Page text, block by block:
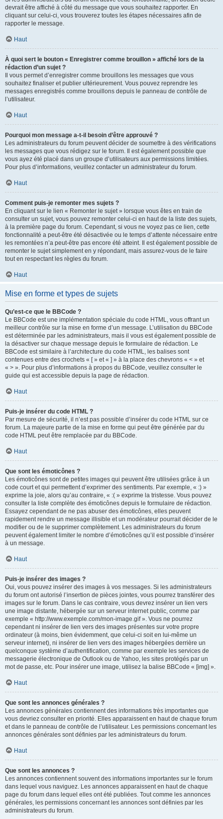
devrait être affiché à côté du message que vous souhaitez rapporter. En
cliquant sur celui-ci, vous trouverez toutes les étapes nécessaires afin de
rapporter le message.
Haut
À quoi sert le bouton « Enregistrer comme brouillon » affiché lors de la
rédaction d’un sujet ?
Il vous permet d’enregistrer comme brouillons les messages que vous
souhaitez finaliser et publier ultérieurement. Vous pouvez reprendre les
messages enregistrés comme brouillons depuis le panneau de contrôle de
l’utilisateur.
Haut
Pourquoi mon message a-t-il besoin d’être approuvé ?
Les administrateurs du forum peuvent décider de soumettre à des vérifications
les messages que vous rédigez sur le forum. Il est également possible que
vous ayez été placé dans un groupe d’utilisateurs aux permissions limitées.
Pour plus d’informations, veuillez contacter un administrateur du forum.
Haut
Comment puis-je remonter mes sujets ?
En cliquant sur le lien « Remonter le sujet » lorsque vous êtes en train de
consulter un sujet, vous pouvez remonter celui-ci en haut de la liste des sujets,
à la première page du forum. Cependant, si vous ne voyez pas ce lien, cette
fonctionnalité a peut-être été désactivée ou le temps d’attente nécessaire entre
les remontées n’a peut-être pas encore été atteint. Il est également possible de
remonter le sujet simplement en y répondant, mais assurez-vous de le faire
tout en respectant les règles du forum.
Haut
Mise en forme et types de sujets
Qu’est-ce que le BBCode ?
Le BBCode est une implémentation spéciale du code HTML, vous offrant un
meilleur contrôle sur la mise en forme d’un message. L’utilisation du BBCode
est déterminée par les administrateurs, mais il vous est également possible de
la désactiver sur chaque message depuis le formulaire de rédaction. Le
BBCode est similaire à l’architecture du code HTML, les balises sont
contenues entre des crochets « [ » et « ] » à la place des chevrons « < » et
« > ». Pour plus d’informations à propos du BBCode, veuillez consulter le
guide qui est accessible depuis la page de rédaction.
Haut
Puis-je insérer du code HTML ?
Par mesure de sécurité, il n’est pas possible d’insérer du code HTML sur ce
forum. La majeure partie de la mise en forme qui peut être générée par du
code HTML peut être remplacée par du BBCode.
Haut
Que sont les émoticônes ?
Les émoticônes sont de petites images qui peuvent être utilisées grâce à un
code court et qui permettent d’exprimer des sentiments. Par exemple, « :) »
exprime la joie, alors qu’au contraire, « :( » exprime la tristesse. Vous pouvez
consulter la liste complète des émoticônes depuis le formulaire de rédaction.
Essayez cependant de ne pas abuser des émoticônes, elles peuvent
rapidement rendre un message illisible et un modérateur pourrait décider de le
modifier ou de le supprimer complètement. Les administrateurs du forum
peuvent également limiter le nombre d’émoticônes qu’il est possible d’insérer
à un message.
Haut
Puis-je insérer des images ?
Oui, vous pouvez insérer des images à vos messages. Si les administrateurs
du forum ont autorisé l’insertion de pièces jointes, vous pourrez transférer des
images sur le forum. Dans le cas contraire, vous devrez insérer un lien vers
une image distante, hébergée sur un serveur internet public, comme par
exemple « http://www.exemple.com/mon-image.gif ». Vous ne pourrez
cependant ni insérer de lien vers des images présentes sur votre propre
ordinateur (à moins, bien évidemment, que celui-ci soit en lui-même un
serveur internet), ni insérer de lien vers des images hébergées derrière un
quelconque système d’authentification, comme par exemple les services de
messagerie électronique de Outlook ou de Yahoo, les sites protégés par un
mot de passe, etc. Pour insérer une image, utilisez la balise BBCode « [img] ».
Haut
Que sont les annonces générales ?
Les annonces générales contiennent des informations très importantes que
vous devriez consulter en priorité. Elles apparaissent en haut de chaque forum
et dans le panneau de contrôle de l’utilisateur. Les permissions concernant les
annonces générales sont définies par les administrateurs du forum.
Haut
Que sont les annonces ?
Les annonces contiennent souvent des informations importantes sur le forum
dans lequel vous naviguez. Les annonces apparaissent en haut de chaque
page du forum dans lequel elles ont été publiées. Tout comme les annonces
générales, les permissions concernant les annonces sont définies par les
administrateurs du forum.